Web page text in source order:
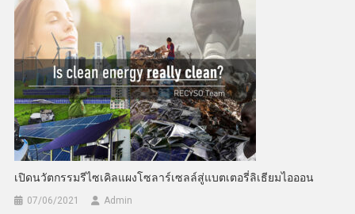
เปิดนวัตกรรมรีไซเคิลแผงโซลาร์เซลล์สู่แบตเตอรี่ลิเธียมไอออน
07/06/2021 Admin